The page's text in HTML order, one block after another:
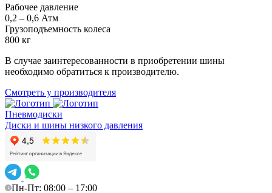
Рабочее давление
0,2 – 0,6 Атм
Грузоподъемность колеса
800 кг
В случае заинтересованности в приобретении шины
необходимо обратиться к производителю.
Смотреть у производителя
Пневмодиски
Диски и шины низкого давления
Пн-Пт: 08:00 – 17:00